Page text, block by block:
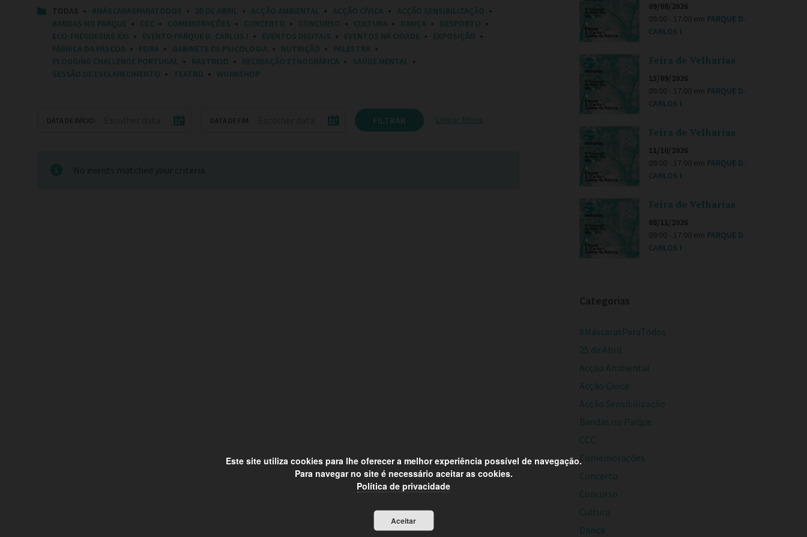
C
TODAS #MÁSCARASPARATODOS 25 DE ABRIL ACÇÃO AMBIENTAL ACÇÃO CÍVICA
ACÇÃO SENSIBILIZAÇÃO
BANDAS NO PARQUE
CCC COMEMORAÇÕES CONCERTO CONCURSO CULTURA DANÇA
DESPORTO
ECO-FREGUESIAS XXI
EVENTO PARQUE D. CARLOS I EVENTOS DIGITAIS EVENTOS NA CIDADE
EXPOSIÇÃO
FÁBRICA DA PÁSCOA
FEIRA GABINETE DE PSICOLOGIA NUTRIÇÃO
PALESTRA
PLOGGING CHALLENGE PORTUGAL
RASTREIO RECREAÇÃO ETNOGRÁFICA
SAÚDE MENTAL
SESSÃO DE ESCLARECIMENTO
TEATRO WORKSHOP
DATA DE INÍCIO: DATA DE FIM: FILTRAR Limpar filtros
09/08/2026
09:00 - 17:00 em PARQUE D.
CARLOS I
Feira de Velharias
13/09/2026
09:00 - 17:00 em PARQUE D.
CARLOS I
Feira de Velharias
11/10/2026
09:00 - 17:00 em PARQUE D.
CARLOS I
Feira de Velharias
08/11/2026
09:00 - 17:00 em PARQUE D.
CARLOS I
Categorias
#MáscarasParaTodos
25 de Abril
Acção Ambiental
Acção Cívica
Acção Sensibilização
Bandas no Parque
CCC
Comemorações
Concerto
Concurso
Cultura
Dança
Este site utiliza cookies para lhe oferecer a melhor experiência possível de navegação.
Para navegar no site é necessário aceitar as cookies.
Política de privacidade
Aceitar